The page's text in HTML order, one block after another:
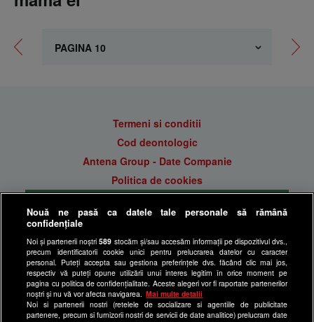
Termeni si conditii
Cod deontologic
Antena Group - Date Companie
Politica de cookies
Politica de confidentialitate
Anunturi gratuite pe Lajumate.ro
Ultimele Stiri
Program Happy Channel
Echipa editorială
Nouă ne pasă ca datele tale personale să rămână
confidențiale
Noi și partenerii noștri589 stocăm și/sau accesăm informații pe dispozitivul dvs.,
precum identificatorii cookie unici pentru prelucrarea datelor cu caracter
personal. Puteți accepta sau gestiona preferințele dvs. făcând clic mai jos,
respectiv vă puteți opune utilizării unui interes legitim în orice moment pe
pagina cu politica de confidențialitate. Aceste alegeri vor fi raportate partenerilor
noștri și nu vă vor afecta navigarea.
Mai multe detalii
Noi si partenerii nostri (retelele de socializare si agentiile de publicitate
partenere, precum si furnizorii nostri de servicii de date analitice) prelucram date